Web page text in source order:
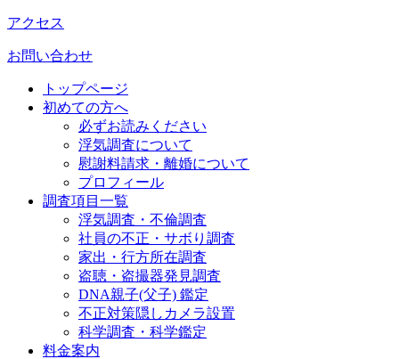
アクセス
お問い合わせ
トップページ
初めての方へ
必ずお読みください
浮気調査について
慰謝料請求・離婚について
プロフィール
調査項目一覧
浮気調査・不倫調査
社員の不正・サボり調査
家出・行方所在調査
盗聴・盗撮器発見調査
DNA親子(父子) 鑑定
不正対策隠しカメラ設置
科学調査・科学鑑定
料金案内